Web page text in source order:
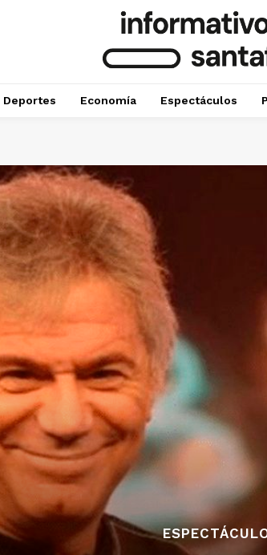
Deportes Economía Espectáculos